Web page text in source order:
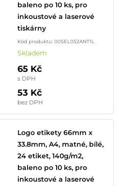
baleno po 10 ks, pro
inkoustové a laserové
tiskárny
Kód produktu: 005EL052ANT1L
Skladem
65 Kč
s DPH
53 Kč
bez DPH
Logo etikety 66mm x
33.8mm, A4, matné, bílé,
24 etiket, 140g/m2,
baleno po 10 ks, pro
inkoustové a laserové